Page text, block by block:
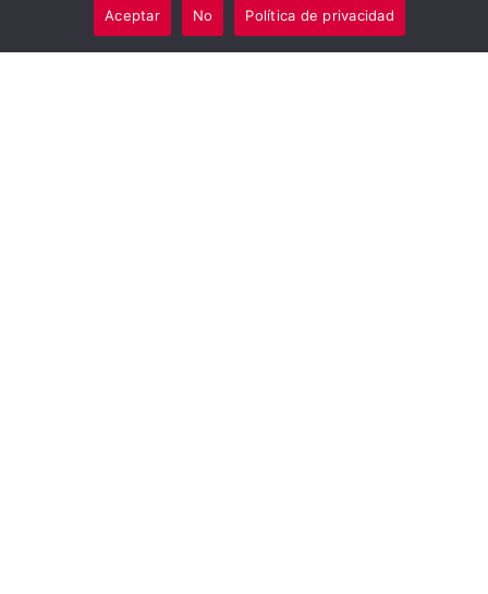
Aceptar No Política de privacidad